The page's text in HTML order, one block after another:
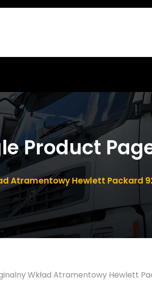
Product
Atramentowy Hewlett Packard
Wkład Atramentowy Hewlett